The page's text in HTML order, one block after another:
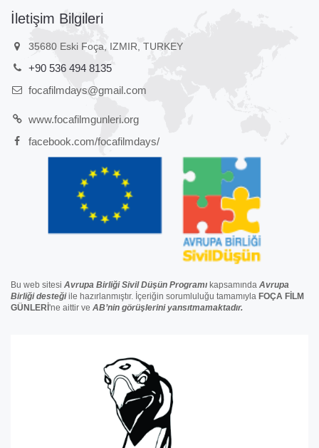
İletişim Bilgileri
35680 Eski Foça, IZMIR, TURKEY
+90 536 494 8135
focafilmdays@gmail.com
www.focafilmgunleri.org
facebook.com/focafilmdays/
Bu web sitesi Avrupa Birliği Sivil Düşün Programı kapsamında Avrupa
Birliğidesteğiile hazırlanmıştır. İçeriğin sorumluluğu tamamıyla FOÇA FİLM
GÜNLERİ'ne aittir ve AB’nin görüşlerini yansıtmamaktadır.